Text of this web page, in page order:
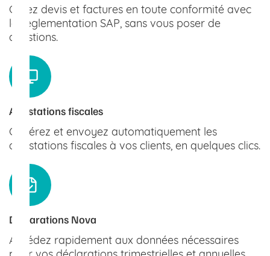
Créez devis et factures en toute conformité avec
la réglementation SAP, sans vous poser de
questions.
Attestations fiscales
Générez et envoyez automatiquement les
attestations fiscales à vos clients, en quelques clics.
Déclarations Nova
Accédez rapidement aux données nécessaires
pour vos déclarations trimestrielles et annuelles.